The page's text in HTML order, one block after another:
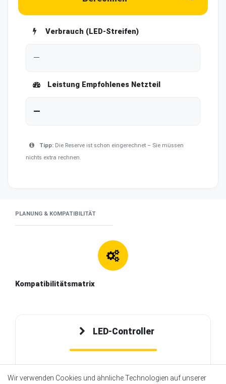
Verbrauch (LED-Streifen)
—
Leistung Empfohlenes Netzteil
—
Tipp: Die Reserve ist schon eingerechnet – Sie müssen
nichts extra rechnen.
PLANUNG & KOMPATIBILITÄT
Kompatibilitätsmatrix
LED-Controller
MussCCT Beleuchtungunterstützen
Wir verwenden Cookies und ähnliche Technologien auf unserer